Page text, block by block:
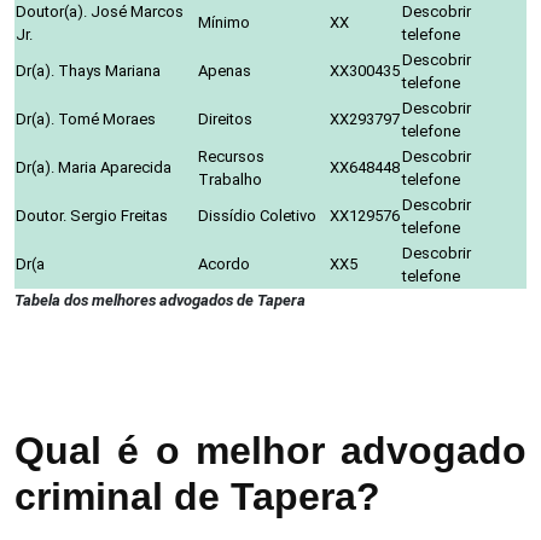
Doutor(a). José Marcos
Jr.
Mínimo XX
Descobrir
telefone
Dr(a). Thays Mariana
Apenas XX300435
Descobrir
telefone
Dr(a). Tomé Moraes
Direitos XX293797
Descobrir
telefone
Dr(a). Maria Aparecida
Recursos
Trabalho
XX648448
Descobrir
telefone
Doutor. Sergio Freitas
Dissídio Coletivo XX129576
Descobrir
telefone
Dr(a
Acordo XX5
Descobrir
telefone
Tabela dos melhores advogados de Tapera
Qual é o melhor advogado
criminal de Tapera?